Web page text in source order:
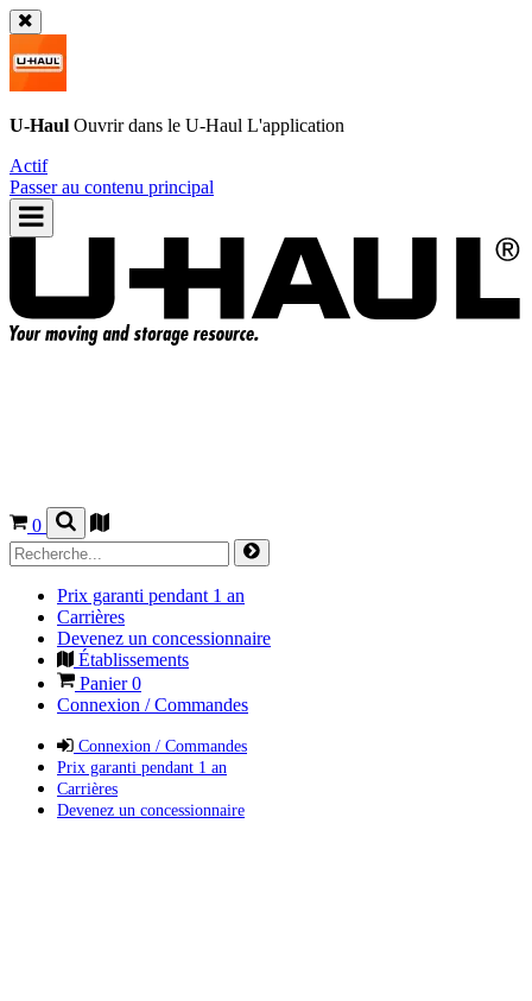
U-Haul Ouvrir dans le U-Haul L'application
Actif
Passer au contenu principal
0
Prix garanti pendant 1 an
Carrières
Devenez un concessionnaire
Établissements
Panier0
Connexion / Commandes
Connexion / Commandes
Prix garanti pendant 1 an
Carrières
Devenez un concessionnaire